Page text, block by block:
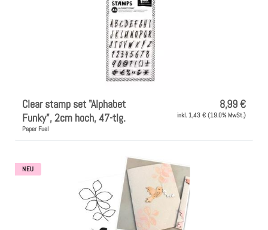
SALE
Kranzliebe
Clear stamp set "Alphabet
Funky", 2cm hoch, 47-tlg.
Paper Fuel
8,99 €
inkl. 1,43 € (19.0% MwSt.)
NEU